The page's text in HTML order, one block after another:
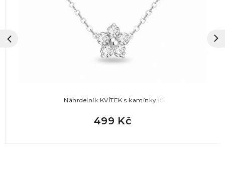
Náhrdelník KVÍTEK s kamínky II
499 Kč